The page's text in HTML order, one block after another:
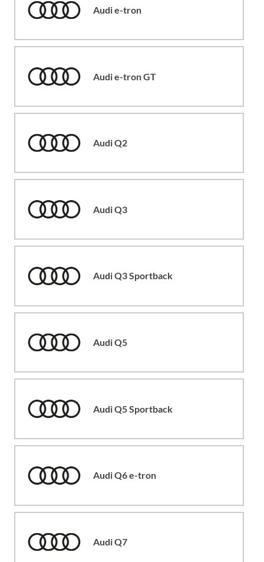
Audi e-tron
Audi e-tron GT
Audi Q2
Audi Q3
Audi Q3 Sportback
Audi Q5
Audi Q5 Sportback
Audi Q6 e-tron
Audi Q7